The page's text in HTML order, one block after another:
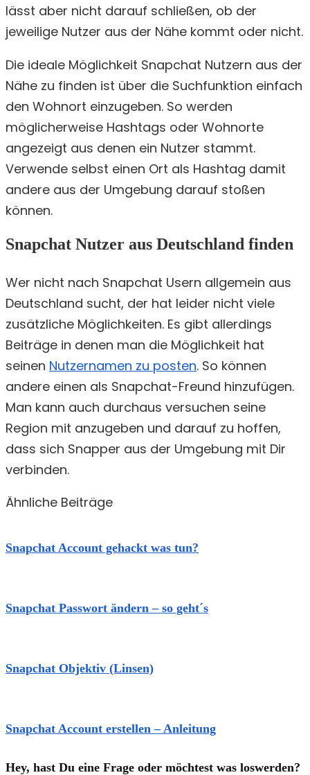
lässt aber nicht darauf schließen, ob der
jeweilige Nutzer aus der Nähe kommt oder nicht.
Die ideale Möglichkeit Snapchat Nutzern aus der
Nähe zu finden ist über die Suchfunktion einfach
den Wohnort einzugeben. So werden
möglicherweise Hashtags oder Wohnorte
angezeigt aus denen ein Nutzer stammt.
Verwende selbst einen Ort als Hashtag damit
andere aus der Umgebung darauf stoßen
können.
Snapchat Nutzer aus Deutschland finden
Wer nicht nach Snapchat Usern allgemein aus
Deutschland sucht, der hat leider nicht viele
zusätzliche Möglichkeiten. Es gibt allerdings
Beiträge in denen man die Möglichkeit hat
seinen Nutzernamen zu posten. So können
andere einen als Snapchat-Freund hinzufügen.
Man kann auch durchaus versuchen seine
Region mit anzugeben und darauf zu hoffen,
dass sich Snapper aus der Umgebung mit Dir
verbinden.
Ähnliche Beiträge
Snapchat Account gehackt was tun?
Snapchat Passwort ändern – so geht´s
Snapchat Objektiv (Linsen)
Snapchat Account erstellen – Anleitung
Hey, hast Du eine Frage oder möchtest was loswerden?